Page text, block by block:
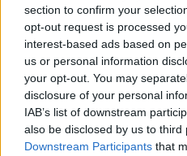
section to confirm your
opt-out request is processed
interest-based ads based on
us or personal information
your opt-out. You may
disclosure of your personal
IAB’s list of downstream
also be disclosed by us to third
Downstream Participants that
miste om cirka 600 000
och har yrkat på att
skattetillägg på 40
åklagaren menar även
gärningen med uppsåt.
Rapparen, som har
lyssningar på Spotify,